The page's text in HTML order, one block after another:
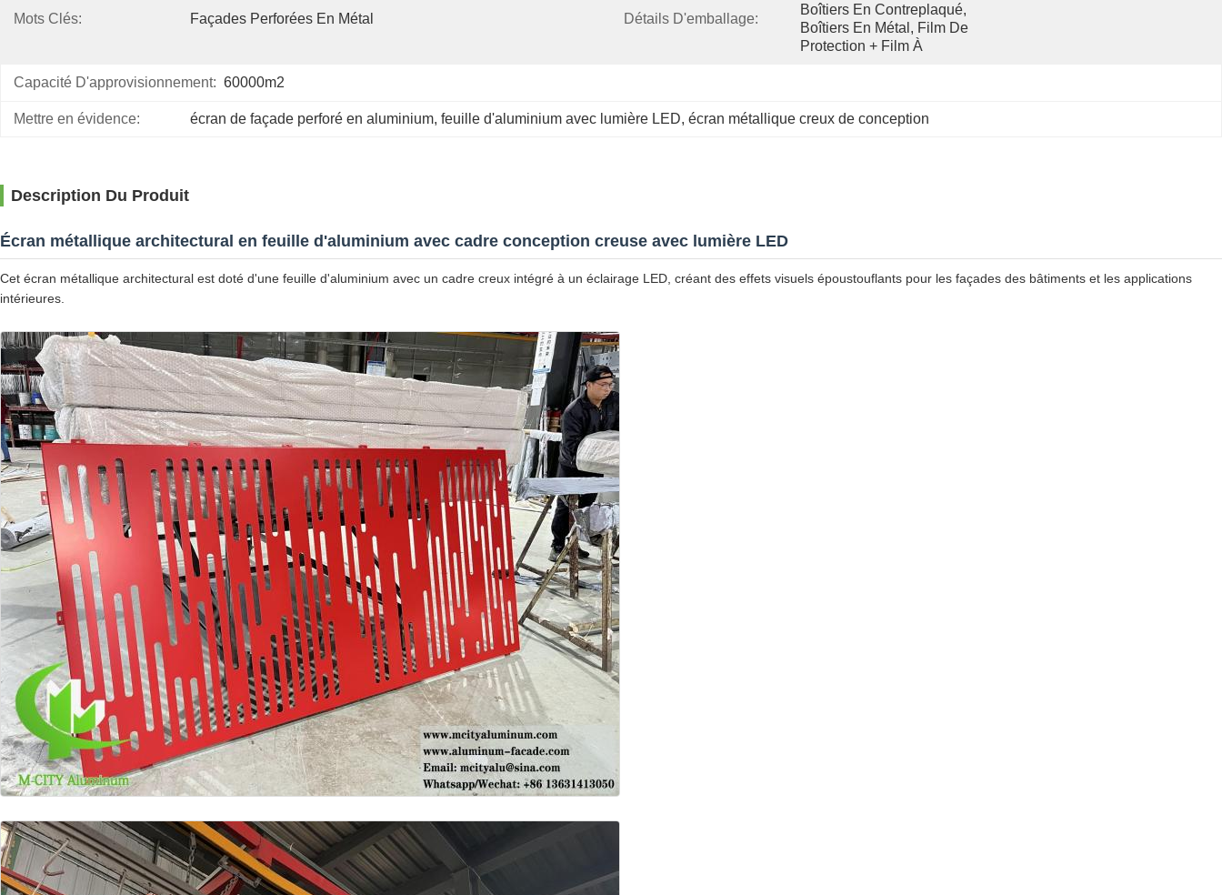
Mots Clés: Façades Perforées En Métal Détails D'emballage:
Boîtiers En Contreplaqué,
Boîtiers En Métal, Film De
Protection + Film À
Capacité D'approvisionnement: 60000m2
Mettre en évidence: écran de façade perforé en aluminium, feuille d'aluminium avec lumière LED, écran métallique creux de conception
Description Du Produit
Écran métallique architectural en feuille d'aluminium avec cadre conception creuse avec lumière LED
Cet écran métallique architectural est doté d'une feuille d'aluminium avec un cadre creux intégré à un éclairage LED, créant des effets visuels époustouflants pour les façades des bâtiments et les applications
intérieures.